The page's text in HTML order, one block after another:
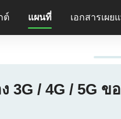
ต์ แผนที่ เอกสารเผย
3G / 4G / 5G